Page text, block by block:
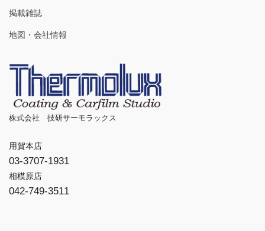
掲載雑誌
地図・会社情報
株式会社 技研サーモラックス
用賀本店
03-3707-1931
相模原店
042-749-3511